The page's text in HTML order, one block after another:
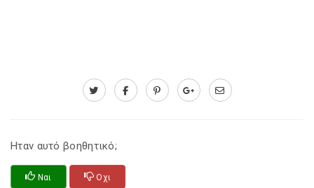
Ηταν αυτό βοηθητικό;
Ναι Οχι